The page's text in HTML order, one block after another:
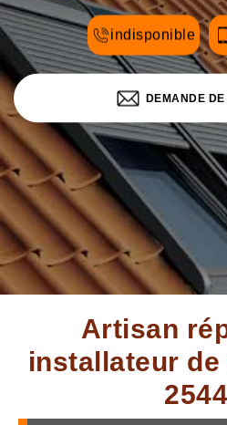
indisponible
DEMANDE DE
Artisan
installateur